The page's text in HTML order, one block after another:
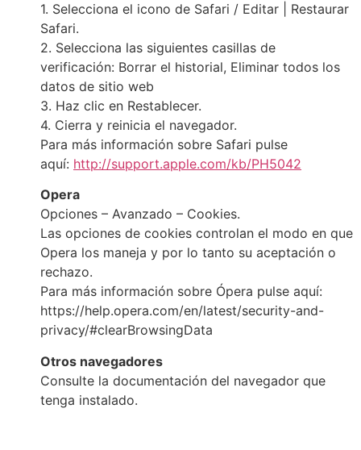
1. Selecciona el icono de Safari / Editar | Restaurar
Safari.
2. Selecciona las siguientes casillas de
verificación: Borrar el historial, Eliminar todos los
datos de sitio web
3. Haz clic en Restablecer.
4. Cierra y reinicia el navegador.
Para más información sobre Safari pulse
aquí: http://support.apple.com/kb/PH5042
Opera
Opciones – Avanzado – Cookies.
Las opciones de cookies controlan el modo en que
Opera los maneja y por lo tanto su aceptación o
rechazo.
Para más información sobre Ópera pulse aquí:
https://help.opera.com/en/latest/security-and-
privacy/#clearBrowsingData
Otros navegadores
Consulte la documentación del navegador que
tenga instalado.